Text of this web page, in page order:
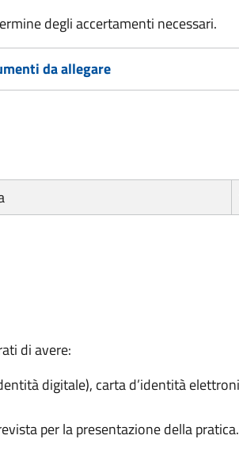
degli accertamenti necessari.
da allegare
di avere:
digitale), carta d’identità
per la presentazione della pratica.